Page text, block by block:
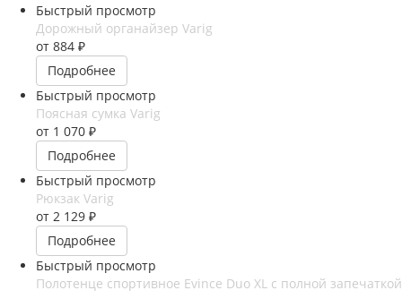
Быстрый просмотр
Дорожный органайзер Varig
от 884 ₽
Подробнее
Быстрый просмотр
Поясная сумка Varig
от 1 070 ₽
Подробнее
Быстрый просмотр
Рюкзак Varig
от 2 129 ₽
Подробнее
Быстрый просмотр
Полотенце спортивное Evince Duo XL с полной запечаткой